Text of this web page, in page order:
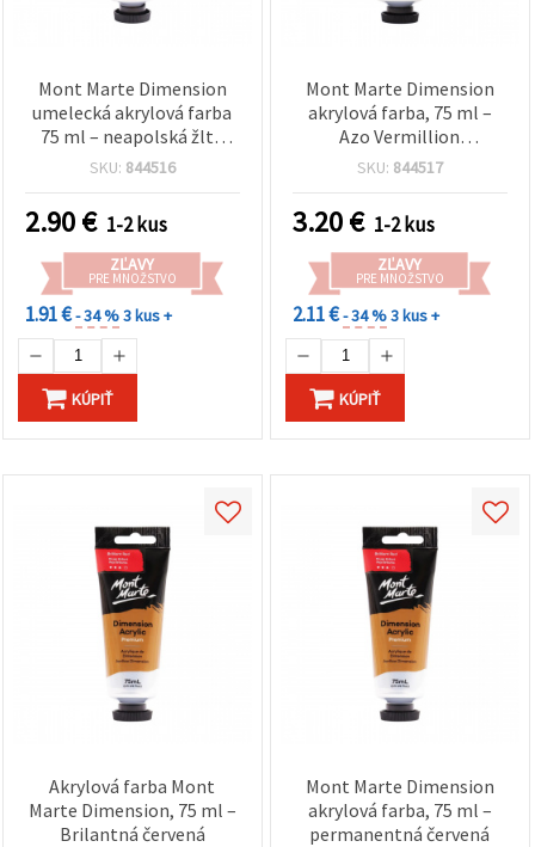
Mont Marte Dimension
umelecká akrylová farba
75 ml – neapolská žltá
svetlá
SKU: 844516
2.90€ 1-2 kus
ZĽAVY
PRE MNOŽSTVO
1.91 €- 34 %3 kus +
KÚPIŤ
Mont Marte Dimension
akrylová farba, 75 ml –
Azo Vermillion
(cinóbrová)
SKU: 844517
3.20€ 1-2 kus
ZĽAVY
PRE MNOŽSTVO
2.11 €- 34 %3 kus +
KÚPIŤ
Akrylová farba Mont
Marte Dimension, 75 ml –
Brilantná červená
Mont Marte Dimension
akrylová farba, 75 ml –
permanentná červená